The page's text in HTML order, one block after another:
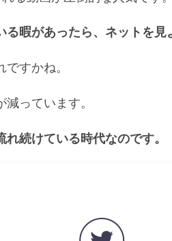
る暇があったら、ネットを見
すかね。
っています。
れ続けている時代なのです。